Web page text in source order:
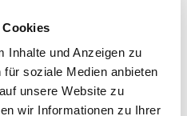
Cookies
Inhalte und Anzeigen zu
soziale Medien anbieten
unsere Website zu
wir Informationen zu Ihrer
anderen Futteranspruch
dazu in unserem Ratgeber